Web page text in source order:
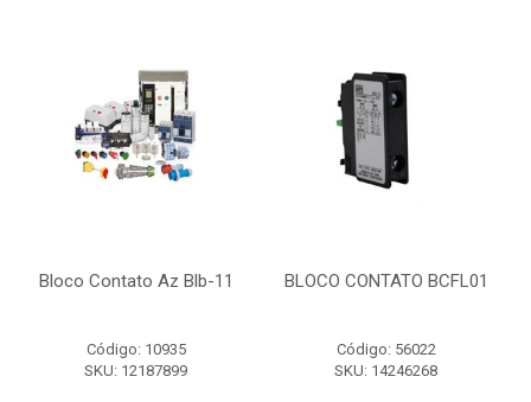
Bloco Contato Az Blb-11
Código: 10935
SKU: 12187899
BLOCO CONTATO BCFL01
Código: 56022
SKU: 14246268